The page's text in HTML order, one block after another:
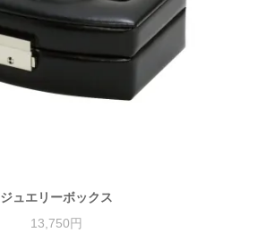
ジュエリーボックス
13,750円